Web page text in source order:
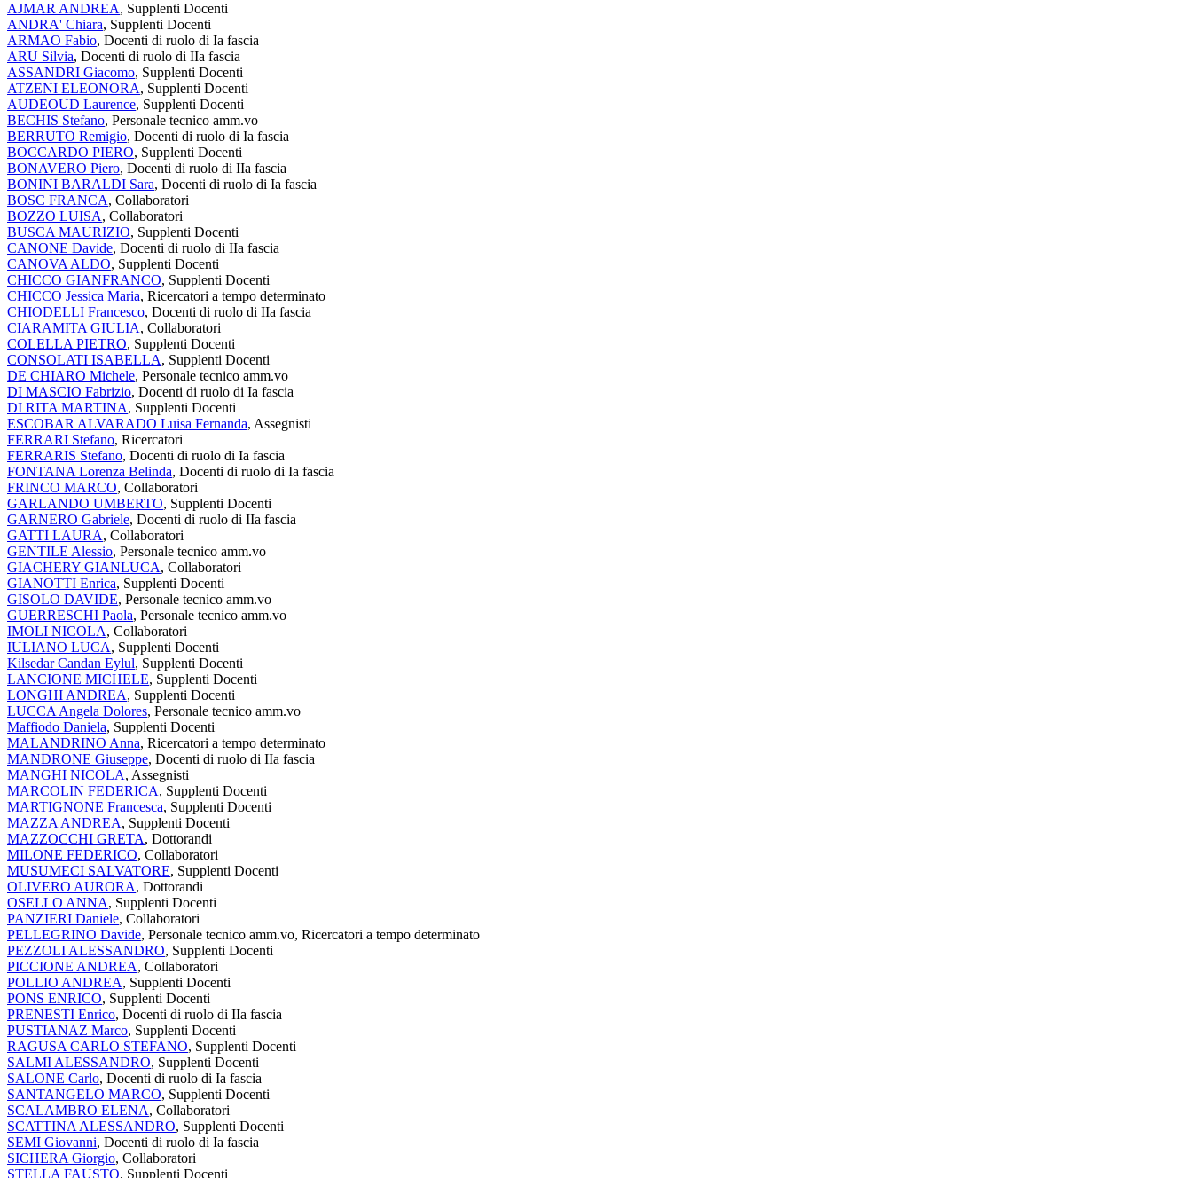
AJMAR ANDREA, Supplenti Docenti
ANDRA' Chiara, Supplenti Docenti
ARMAO Fabio, Docenti di ruolo di Ia fascia
ARU Silvia, Docenti di ruolo di IIa fascia
ASSANDRI Giacomo, Supplenti Docenti
ATZENI ELEONORA, Supplenti Docenti
AUDEOUD Laurence, Supplenti Docenti
BECHIS Stefano, Personale tecnico amm.vo
BERRUTO Remigio, Docenti di ruolo di Ia fascia
BOCCARDO PIERO, Supplenti Docenti
BONAVERO Piero, Docenti di ruolo di IIa fascia
BONINI BARALDI Sara, Docenti di ruolo di Ia fascia
BOSC FRANCA, Collaboratori
BOZZO LUISA, Collaboratori
BUSCA MAURIZIO, Supplenti Docenti
CANONE Davide, Docenti di ruolo di IIa fascia
CANOVA ALDO, Supplenti Docenti
CHICCO GIANFRANCO, Supplenti Docenti
CHICCO Jessica Maria, Ricercatori a tempo determinato
CHIODELLI Francesco, Docenti di ruolo di IIa fascia
CIARAMITA GIULIA, Collaboratori
COLELLA PIETRO, Supplenti Docenti
CONSOLATI ISABELLA, Supplenti Docenti
DE CHIARO Michele, Personale tecnico amm.vo
DI MASCIO Fabrizio, Docenti di ruolo di Ia fascia
DI RITA MARTINA, Supplenti Docenti
ESCOBAR ALVARADO Luisa Fernanda, Assegnisti
FERRARI Stefano, Ricercatori
FERRARIS Stefano, Docenti di ruolo di Ia fascia
FONTANA Lorenza Belinda, Docenti di ruolo di Ia fascia
FRINCO MARCO, Collaboratori
GARLANDO UMBERTO, Supplenti Docenti
GARNERO Gabriele, Docenti di ruolo di IIa fascia
GATTI LAURA, Collaboratori
GENTILE Alessio, Personale tecnico amm.vo
GIACHERY GIANLUCA, Collaboratori
GIANOTTI Enrica, Supplenti Docenti
GISOLO DAVIDE, Personale tecnico amm.vo
GUERRESCHI Paola, Personale tecnico amm.vo
IMOLI NICOLA, Collaboratori
IULIANO LUCA, Supplenti Docenti
Kilsedar Candan Eylul, Supplenti Docenti
LANCIONE MICHELE, Supplenti Docenti
LONGHI ANDREA, Supplenti Docenti
LUCCA Angela Dolores, Personale tecnico amm.vo
Maffiodo Daniela, Supplenti Docenti
MALANDRINO Anna, Ricercatori a tempo determinato
MANDRONE Giuseppe, Docenti di ruolo di IIa fascia
MANGHI NICOLA, Assegnisti
MARCOLIN FEDERICA, Supplenti Docenti
MARTIGNONE Francesca, Supplenti Docenti
MAZZA ANDREA, Supplenti Docenti
MAZZOCCHI GRETA, Dottorandi
MILONE FEDERICO, Collaboratori
MUSUMECI SALVATORE, Supplenti Docenti
OLIVERO AURORA, Dottorandi
OSELLO ANNA, Supplenti Docenti
PANZIERI Daniele, Collaboratori
PELLEGRINO Davide, Personale tecnico amm.vo, Ricercatori a tempo determinato
PEZZOLI ALESSANDRO, Supplenti Docenti
PICCIONE ANDREA, Collaboratori
POLLIO ANDREA, Supplenti Docenti
PONS ENRICO, Supplenti Docenti
PRENESTI Enrico, Docenti di ruolo di IIa fascia
PUSTIANAZ Marco, Supplenti Docenti
RAGUSA CARLO STEFANO, Supplenti Docenti
SALMI ALESSANDRO, Supplenti Docenti
SALONE Carlo, Docenti di ruolo di Ia fascia
SANTANGELO MARCO, Supplenti Docenti
SCALAMBRO ELENA, Collaboratori
SCATTINA ALESSANDRO, Supplenti Docenti
SEMI Giovanni, Docenti di ruolo di Ia fascia
SICHERA Giorgio, Collaboratori
STELLA FAUSTO, Supplenti Docenti